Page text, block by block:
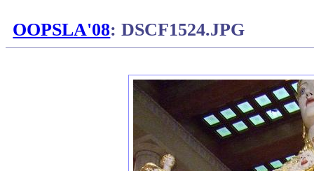
OOPSLA'08: DSCF1524.JPG